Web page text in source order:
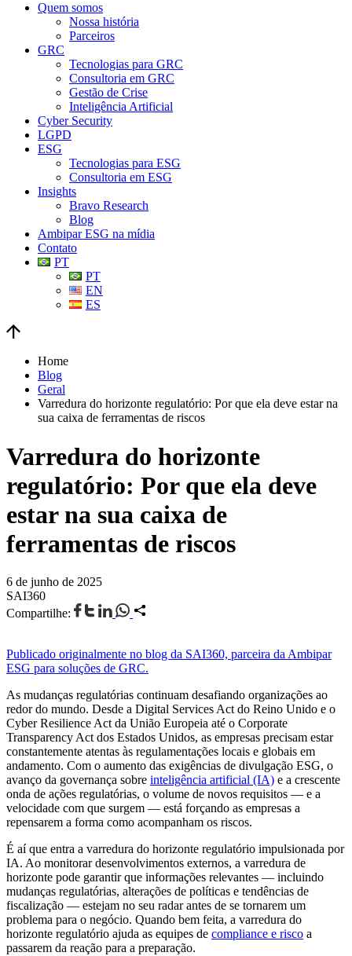
Quem somos
Nossa história
Parceiros
GRC
Tecnologias para GRC
Consultoria em GRC
Gestão de Crise
Inteligência Artificial
Cyber Security
LGPD
ESG
Tecnologias para ESG
Consultoria em ESG
Insights
Bravo Research
Blog
Ambipar ESG na mídia
Contato
PT
PT
EN
ES
Home
Blog
Geral
Varredura do horizonte regulatório: Por que ela deve estar na
sua caixa de ferramentas de riscos
Varredura do horizonte
regulatório: Por que ela deve
estar na sua caixa de
ferramentas de riscos
6 de junho de 2025
SAI360
Compartilhe:
Publicado originalmente no blog da SAI360, parceira da Ambipar
ESG para soluções de GRC.
As mudanças regulatórias continuam desafiando organizações ao
redor do mundo. Desde a Digital Services Act do Reino Unido e o
Cyber Resilience Act da União Europeia até o Corporate
Transparency Act dos Estados Unidos, as empresas precisam estar
constantemente atentas às regulamentações locais e globais em
andamento. Com o aumento das exigências de divulgação ESG, o
avanço da governança sobre inteligência artificial (IA) e a crescente
onda de ações regulatórias, o volume de novos requisitos — e a
velocidade com que surgem — está forçando as empresas a
repensarem a forma como acompanham os riscos.
É aí que entra a varredura do horizonte regulatório impulsionada por
IA. Ao monitorar desenvolvimentos externos, a varredura de
horizonte pode garantir que informações relevantes — incluindo
mudanças regulatórias, alterações de políticas e tendências de
fiscalização — estejam no seu radar antes de se tornarem um
problema para o negócio. Quando bem feita, a varredura do
horizonte regulatório ajuda as equipes de compliance e risco a
passarem da reação para a preparação.